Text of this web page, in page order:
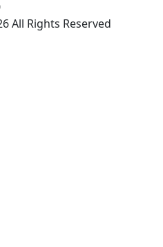
All Rights Reserved